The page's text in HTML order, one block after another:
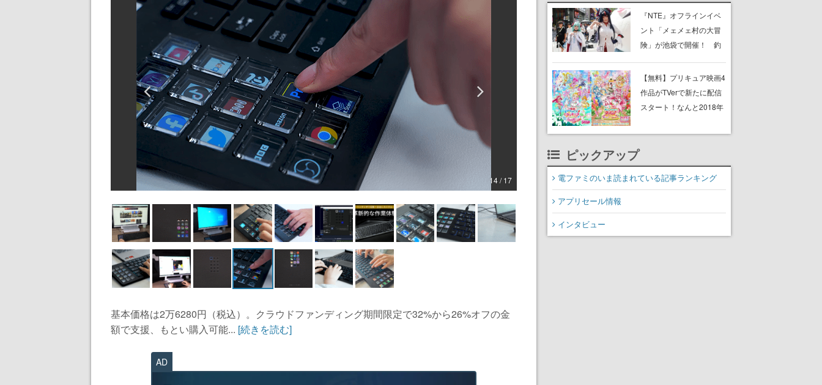
14 / 17
基本価格は2万6280円（税込）。クラウドファンディング期間限定で32%から26%オフの金
額で支援、もとい購入可能... [続きを読む]
AD
『NTE』オフラインイベ
ント「メェメェ村の大冒
険」が池袋で開催！ 釣
と影鬼ごっこが楽しめる
【無料】プリキュア映画4
作品がTVerで新たに配信
スタート！なんと2018年
てが見放題に、ぶっちゃ
プ
ピックアップ
電ファミのいま読まれている記事ランキング
アプリセール情報
インタビュー